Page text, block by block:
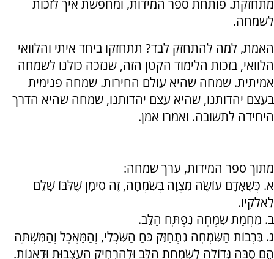
מתחזקת. פותחת ספר המידות, ומחפשת איך לזכות
לשמחה.
האמת, למה להתחזק לבד? תתחזקו ביחד איתי והלוואי
הלוואי, בזכות הלימוד הקטן הזה, שנזכה כולנו לשמחה
אמיתית. שמחה שהיא עולם החירות. שמחה פנימית
בעצם יהדותנו, שהיא עצם יהדותנו, שמחה שהיא הדרך
היחידה לתשובה. ואמרו אמן.
מתוך ספר המידות, ערך שמחה:
א. כְּשֶׁאָדָם עוֹשֶׂה מִצְוָה בְּשִׂמְחָה, זֶה סִימָן שֶׁלִּבּוֹ שָׁלֵם
לֵאלֹקָיו.
ב. מֵחֲמַת שִׂמְחָה נִפְתָּח הַלֵּב.
ג. בִּרְבוֹת הַשִּׂמְחָה נִתְחַזֵּק כֹּחַ הַשִּׂכְלִי, וְהַמַּאֲכָל וְהַמִּשְׁתֶּה
הֵם סִבָּה גְּדוֹלָה לְשִׂמְחַת הַלֵּב וּלְהַרְחִיק הָעַצְבוּת וּדְאָגוֹת.